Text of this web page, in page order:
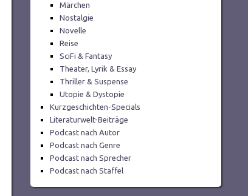
Märchen
Nostalgie
Novelle
Reise
SciFi & Fantasy
Theater, Lyrik & Essay
Thriller & Suspense
Utopie & Dystopie
Kurzgeschichten-Specials
Literaturwelt-Beiträge
Podcast nach Autor
Podcast nach Genre
Podcast nach Sprecher
Podcast nach Staffel